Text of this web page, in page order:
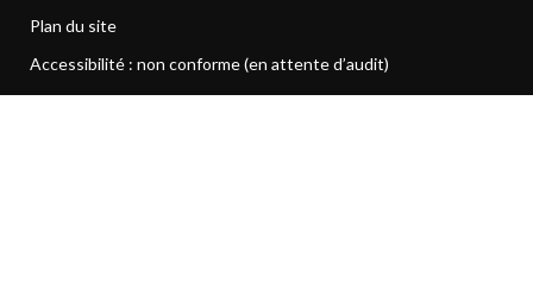
Plan du site
Accessibilité : non conforme (en attente d’audit)